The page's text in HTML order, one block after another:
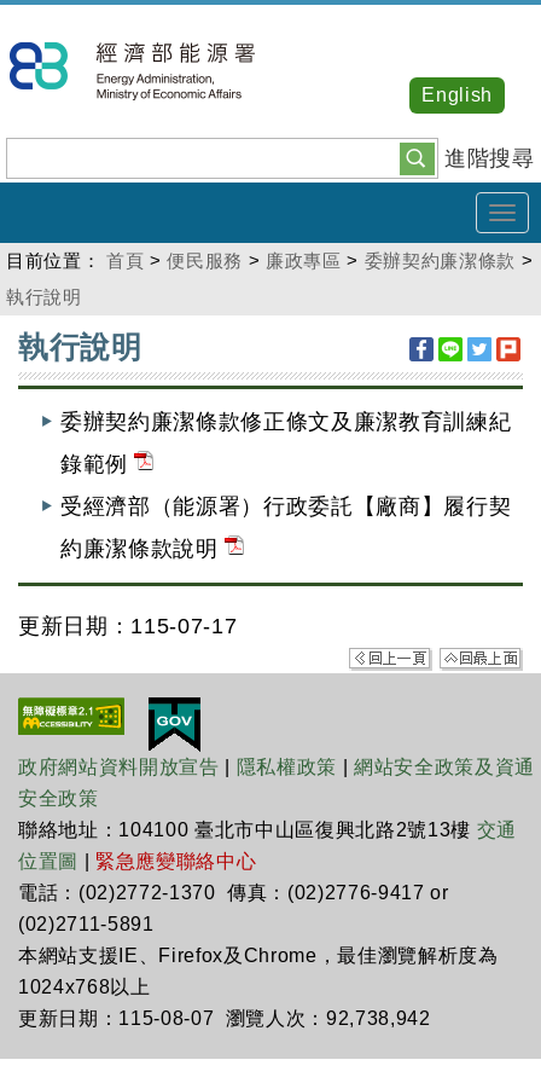
到
主
內
容
進階搜尋
English
目前位置： 首頁 >便民服務 > 廉政專區 > 委辦契約廉潔條款 >
執行說明
:::
執行說明
委辦契約廉潔條款修正條文及廉潔教育訓練紀
錄範例
受經濟部（能源署）行政委託【廠商】履行契
約廉潔條款說明
更新日期：115-07-17
政府網站資料開放宣告 隱私權政策 |網站安全政策及資通
安全政策
聯絡地址：104100 臺北市中山區復興北路2號13樓 交通
位置圖
緊急應變聯絡中心
電話：(02)2772-1370 傳真：(02)2776-9417 or
(02)2711-5891
本網站支援IE、Firefox及Chrome，最佳瀏覽解析度為
1024x768以上
更新日期：115-08-07 瀏覽人次：92,738,942